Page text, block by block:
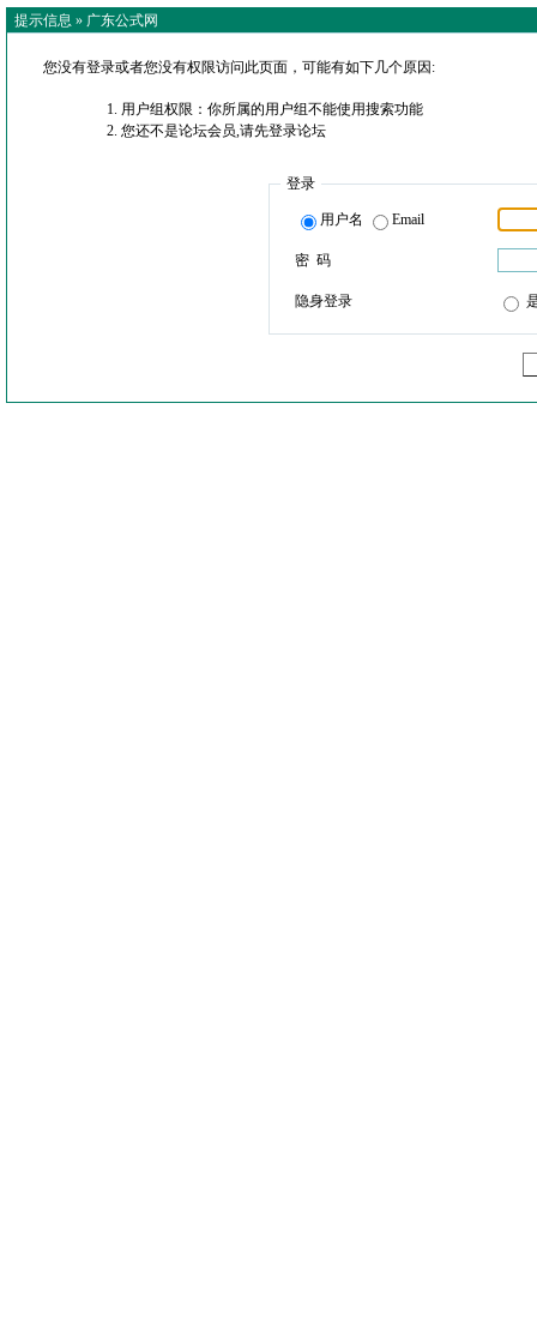
提示信息 » 广东公式网
您没有登录或者您没有权限访问此页面，可能有如下几个原因:
用户组权限：你所属的用户组不能使用搜索功能
您还不是论坛会员,请先登录论坛
登录
用户名 Email
密 码
隐身登录